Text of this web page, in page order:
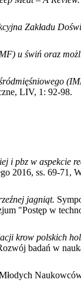
Zakładu
u świń oraz
LIV, 1: 92-98.
i pbz w aspekcie
2016, ss. 69-71,
jagniąt.
"Postęp w
krow polskich
badań w